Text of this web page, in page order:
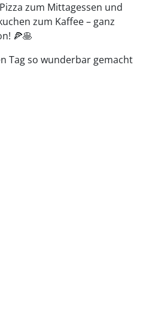
zum Mittagessen und
zum Kaffee – ganz
🍕🥞
Tag so wunderbar gemacht